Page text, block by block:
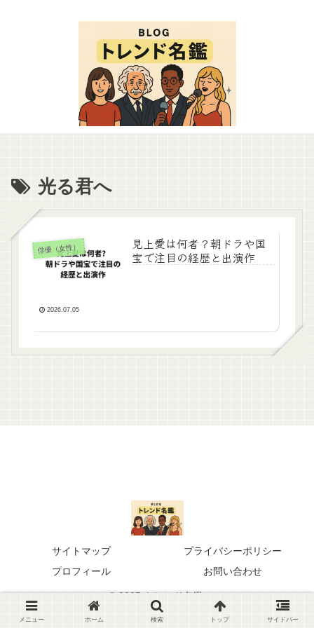
光る君へ
俳優（女性）
見上愛は何者？朝ドラや国
宝で注目の経歴と出演作
2026.07.05
サイトマップ
プライバシーポリシー
プロフィール
お問い合わせ
© 2025 トレンド名鑑.
メニュー ホーム 検索 トップ サイドバー